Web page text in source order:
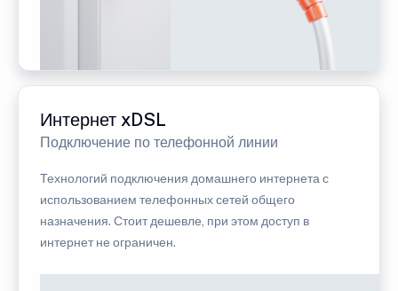
Интернет xDSL
Подключение по телефонной линии
Технологий подключения домашнего интернета с
использованием телефонных сетей общего
назначения. Стоит дешевле, при этом доступ в
интернет не ограничен.